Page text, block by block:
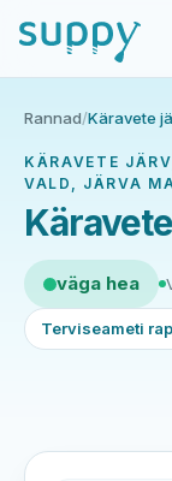
Rannad/Käravete
KÄRAVETE
VALD, JÄRVA
väga hea
Terviseameti